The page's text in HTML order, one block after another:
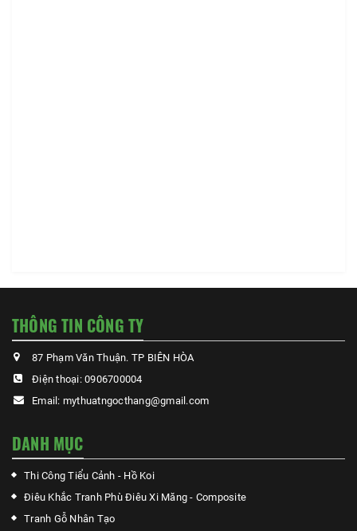
THÔNG TIN CÔNG TY
87 Phạm Văn Thuận. TP BIÊN HÒA
Điện thoại: 0906700004
Email: mythuatngocthang@gmail.com
DANH MỤC
Thi Công Tiểu Cảnh - Hồ Koi
Điêu Khắc Tranh Phù Điêu Xi Măng - Composite
Tranh Gỗ Nhân Tạo